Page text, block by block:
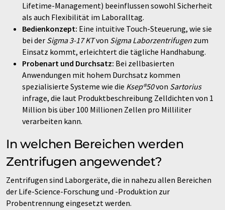
Lifetime-Management) beeinflussen sowohl Sicherheit
als auch Flexibilität im Laboralltag.
Bedienkonzept: Eine intuitive Touch-Steuerung, wie sie
bei der Sigma 3-17 KTvon Sigma Laborzentrifugen zum
Einsatz kommt, erleichtert die tägliche Handhabung.
Probenart und Durchsatz: Bei zellbasierten
Anwendungen mit hohem Durchsatz kommen
spezialisierte Systeme wie die Ksep®50von Sartorius
infrage, die laut Produktbeschreibung Zelldichten von 1
Million bis über 100 Millionen Zellen pro Milliliter
verarbeiten kann.
In welchen Bereichen werden
Zentrifugen angewendet?
Zentrifugen sind Laborgeräte, die in nahezu allen Bereichen
der Life-Science-Forschung und -Produktion zur
Probentrennung eingesetzt werden.